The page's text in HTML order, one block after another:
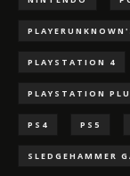
PLAYSTATION 4
PLAYSTATION
PS4 PS5
SLEDGEHAMMER